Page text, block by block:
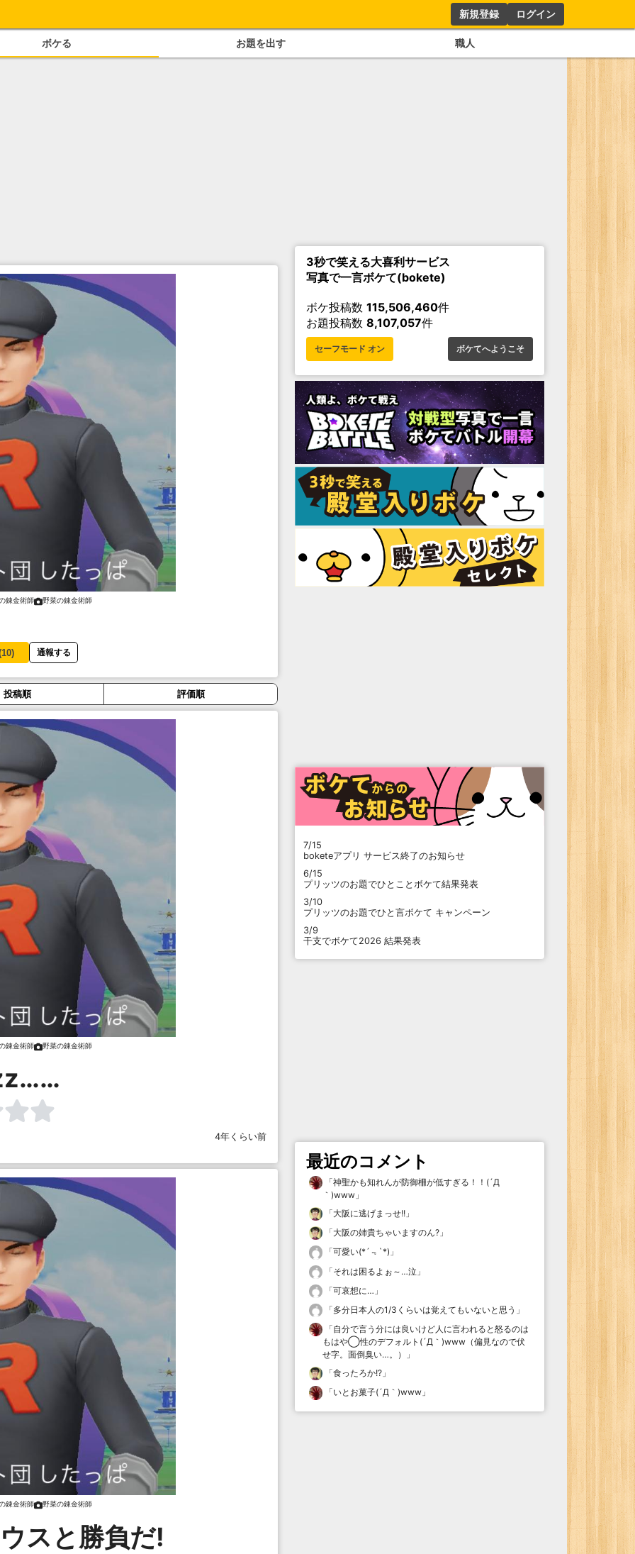
新規登録 ログイン
ボケる お題を出す 職人
錬金術師 野菜の錬金術師
10) 通報する
投稿順 評価順
錬金術師 野菜の錬金術師
4年くらい前
錬金術師 野菜の錬金術師
スと勝負だ!
3秒で笑える大喜利サービス
写真で一言ボケて(bokete)
ボケ投稿数 115,506,460件
お題投稿数 8,107,057件
セーフモード オン ボケてへようこそ
7/15
boketeアプリ サービス終了のお知らせ
6/15
プリッツのお題でひとことボケて結果発表
3/10
プリッツのお題でひと言ボケて キャンペーン
3/9
干支でボケて2026 結果発表
最近のコメント
「神聖かも知れんが防御柵が低すぎる！！(´Д
｀)www 」
「大阪に逃げまっせ!! 」
「大阪の姉貴ちゃいますのん? 」
「可愛い(*´﹃`*) 」
「それは困るよぉ～…泣 」
「可哀想に… 」
「多分日本人の1/3くらいは覚えてもいないと思う 」
「自分で言う分には良いけど人に言われると怒るのは
もはや◯性のデフォルト(´Д｀)www（偏見なので伏
せ字。面倒臭い…。）
」
「食ったろか!? 」
「いとお菓子(´Д｀)www 」